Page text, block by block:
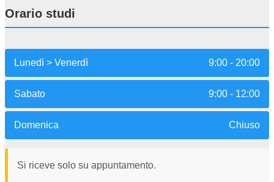
Orario studi
Lunedì > Venerdì 9:00 - 20:00
Sabato 9:00 - 12:00
Domenica Chiuso
Si riceve solo su appuntamento.